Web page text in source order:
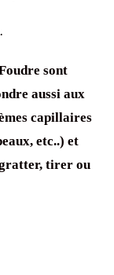
sont
aussi aux
capillaires
etc..) et
tirer ou